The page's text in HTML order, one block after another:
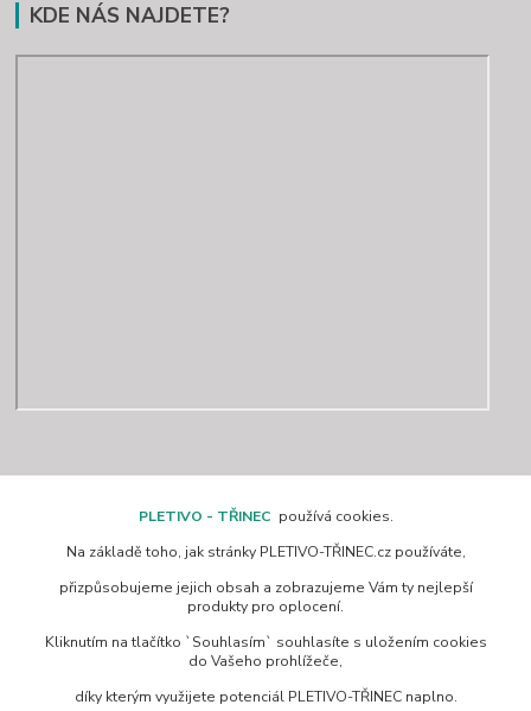
KDE NÁS NAJDETE?
www.pletivo-trinec.cz
Raszka Petr
+420 725 944 049
Denně 10.00–21.00 hod
PLETIVO - TŘINEC používá cookies.
Na základě toho, jak stránky PLETIVO-TŘINEC.cz používáte,
přizpůsobujeme jejich obsah a zobrazujeme Vám ty nejlepší
produkty pro oplocení.
Kliknutím na tlačítko `Souhlasím` souhlasíte s uložením cookies
do Vašeho prohlížeče,
díky kterým využijete potenciál PLETIVO-TŘINEC naplno.